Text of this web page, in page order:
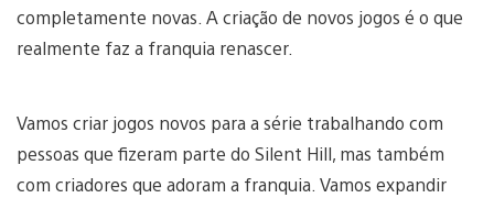
completamente novas. A criação de novos jogos é o que
realmente faz a franquia renascer.
Vamos criar jogos novos para a série trabalhando com
pessoas que fizeram parte do Silent Hill, mas também
com criadores que adoram a franquia. Vamos expandir